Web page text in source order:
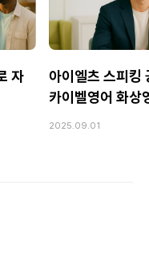
자
아이엘츠 스피킹
카이벨영어 화상
2025.09.01